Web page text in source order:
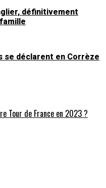
définitivement
se déclarent en Corrèze
Tour de France en 2023 ?